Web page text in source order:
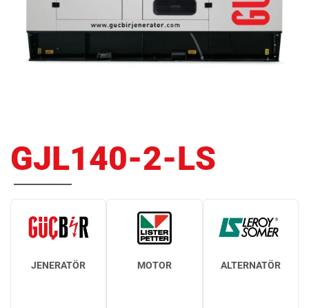
GJL140-2-LS
JENERATÖR MOTOR ALTERNATÖR